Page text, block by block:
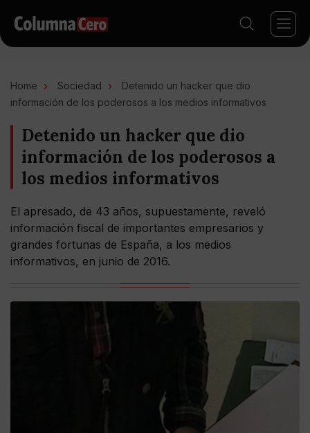
Home Sociedad
Detenido un hacker que dio
información de los poderosos a los medios informativos
Detenido un hacker que dio
información de los poderosos a
los medios informativos
El apresado, de 43 años, supuestamente, reveló
información fiscal de importantes empresarios y
grandes fortunas de España, a los medios
informativos, en junio de 2016.